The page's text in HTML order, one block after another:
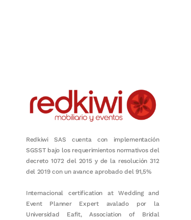
Redkiwi SAS cuenta con implementación
SGSST bajo los requerimientos normativos del
decreto 1072 del 2015 y de la resolución 312
del 2019 con un avance aprobado del 91,5%
Internacional certification at Wedding and
Event Planner Expert avalado por la
Universidad Eafit, Association of Bridal